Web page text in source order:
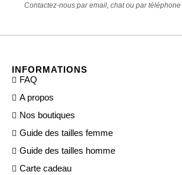
Contactez-nous par email, chat ou par
INFORMATIONS
FAQ
A propos
Nos boutiques
Guide des tailles femme
Guide des tailles homme
Carte cadeau